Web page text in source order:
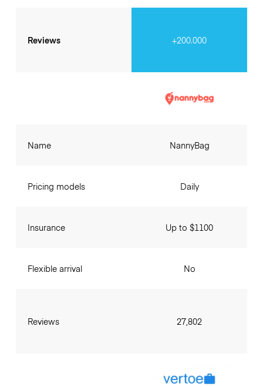
Reviews +200.000
Name
Pricing models
Insurance
Flexible arrival
Reviews
NannyBag
Daily
Up to $1100
No
27,802